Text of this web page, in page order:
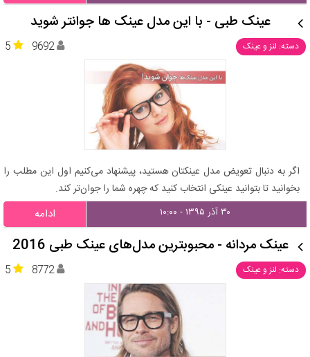
عینک طبی - با این مدل عینک ها جوانتر شوید
دسته: لنز و عینک 5 9692
اگر به دنبال تعویض مدل عینکتان هستید، پیشنهاد می‌کنیم اول این مطلب را
بخوانید تا بتوانید عینکی انتخاب کنید که چهره شما را جوان‌تر کند.
۳۰ آذر ۱۳۹۵ - ۱۰:۰۰ ادامه
عینک مردانه - محبوبترین مدل‌های عینک طبی 2016
دسته: لنز و عینک 5 8772